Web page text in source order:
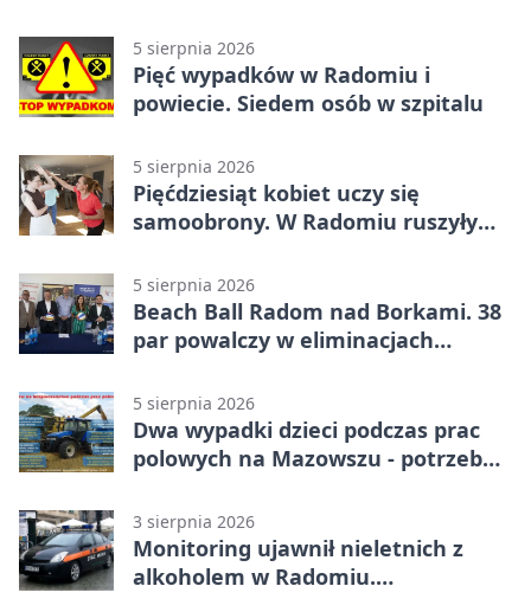
5 sierpnia 2026
Pięć wypadków w Radomiu i
powiecie. Siedem osób w szpitalu
5 sierpnia 2026
Pięćdziesiąt kobiet uczy się
samoobrony. W Radomiu ruszyły
5 sierpnia 2026
Beach Ball Radom nad Borkami. 38
par powalczy w eliminacjach
5 sierpnia 2026
Dwa wypadki dzieci podczas prac
polowych na Mazowszu - potrzebna
3 sierpnia 2026
Monitoring ujawnił nieletnich z
alkoholem w Radomiu.